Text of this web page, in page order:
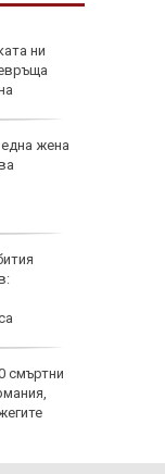
ни
една жена
смъртни